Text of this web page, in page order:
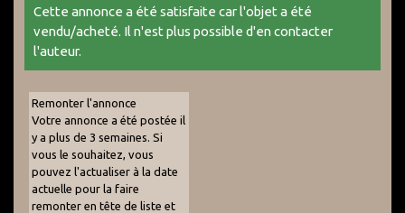
Cette annonce a été satisfaite car l'objet a été
vendu/acheté. Il n'est plus possible d'en contacter
l'auteur.
Remonter l'annonce
Votre annonce a été postée il
y a plus de 3 semaines. Si
vous le souhaitez, vous
pouvez l'actualiser à la date
actuelle pour la faire
remonter en tête de liste et